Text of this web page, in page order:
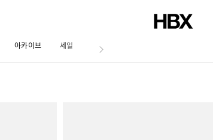
아카이브 세일 저널